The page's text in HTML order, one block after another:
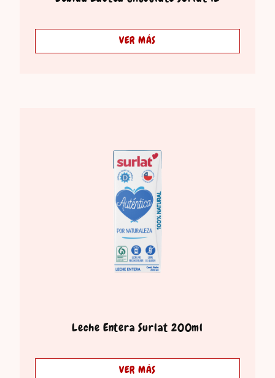
VER MÁS
Leche Entera Surlat 200ml
VER MÁS